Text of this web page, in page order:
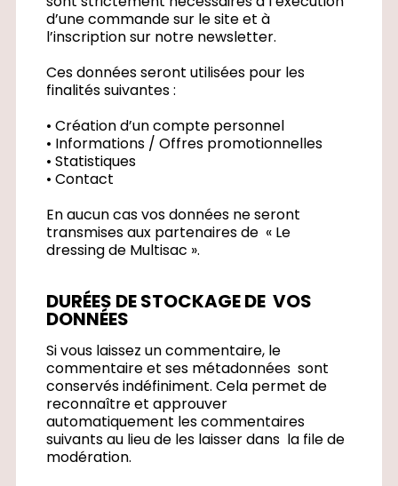
d’une commande sur le site et à
l’inscription sur notre newsletter.
Ces données seront utilisées pour les
finalités suivantes :
• Création d’un compte personnel
• Informations / Offres promotionnelles
• Statistiques
• Contact
En aucun cas vos données ne seront
transmises aux partenaires de « Le
dressing de Multisac ».
DURÉES DE STOCKAGE DE VOS
DONNÉES
Si vous laissez un commentaire, le
commentaire et ses métadonnées sont
conservés indéfiniment. Cela permet de
reconnaître et approuver
automatiquement les commentaires
suivants au lieu de les laisser dans la file de
modération.